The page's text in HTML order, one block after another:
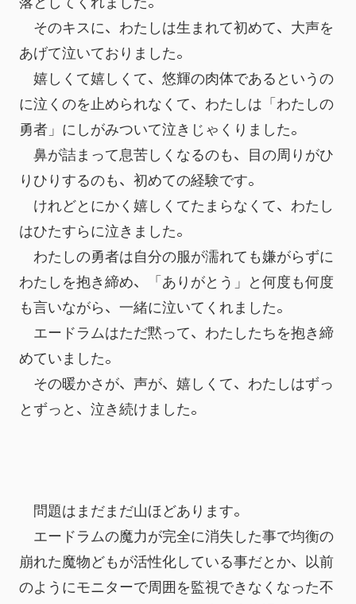
そのキスに、わたしは生まれて初めて、大声を
あげて泣いておりました。
嬉しくて嬉しくて、悠輝の肉体であるというの
に泣くのを止められなくて、わたしは「わたしの
勇者」にしがみついて泣きじゃくりました。
鼻が詰まって息苦しくなるのも、目の周りがひ
りひりするのも、初めての経験です。
けれどとにかく嬉しくてたまらなくて、わたし
はひたすらに泣きました。
わたしの勇者は自分の服が濡れても嫌がらずに
わたしを抱き締め、「ありがとう」と何度も何度
も言いながら、一緒に泣いてくれました。
エードラムはただ黙って、わたしたちを抱き締
めていました。
その暖かさが、声が、嬉しくて、わたしはずっ
とずっと、泣き続けました。
問題はまだまだ山ほどあります。
エードラムの魔力が完全に消失した事で均衡の
崩れた魔物どもが活性化している事だとか、以前
のようにモニターで周囲を監視できなくなった不